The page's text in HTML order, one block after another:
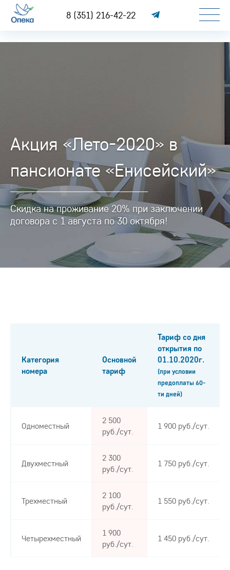
8 (351) 216-42-22
Акция «Лето-2020» в
пансионате «Енисейский»
Скидка на проживание 20% при заключении
договора с 1 августа по 30 октября!
Категория
номера
Основной
тариф
Тариф со дня
открытия по
01.10.2020г.
(при условии
предоплаты 60-
ти дней)
Одноместный
2 500
руб./сут.
1 900 руб./сут.
Двухместный
2 300
руб./сут.
1 750 руб./сут.
Трехместный
2 100
руб./сут.
1 550 руб./сут.
Четырехместный
1 900
руб./сут.
1 450 руб./сут.